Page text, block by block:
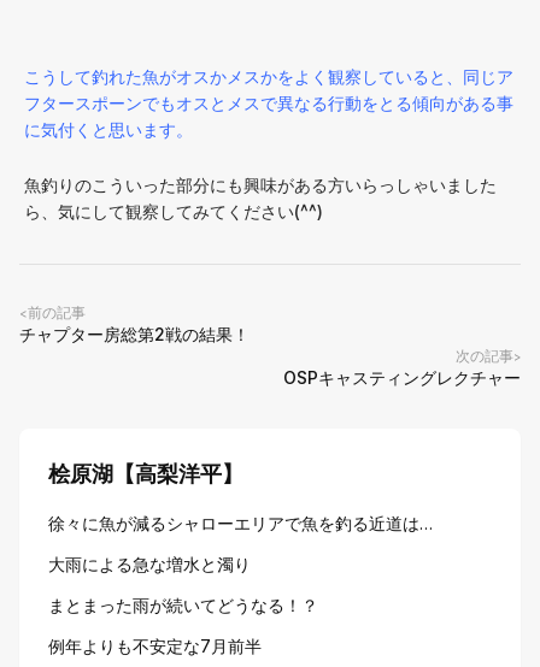
こうして釣れた魚がオスかメスかをよく観察していると、同じア
フタースポーンでもオスとメスで異なる行動をとる傾向がある事
に気付くと思います。
魚釣りのこういった部分にも興味がある方いらっしゃいました
ら、気にして観察してみてください(^^)
<前の記事
チャプター房総第2戦の結果！
次の記事>
OSPキャスティングレクチャー
桧原湖【高梨洋平】
徐々に魚が減るシャローエリアで魚を釣る近道は…
大雨による急な増水と濁り
まとまった雨が続いてどうなる！？
例年よりも不安定な7月前半